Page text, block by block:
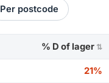
Per postcode
% D of lager ⇅
21%